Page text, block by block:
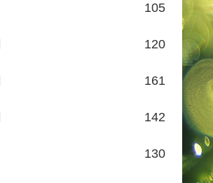
105
120
161
142
130